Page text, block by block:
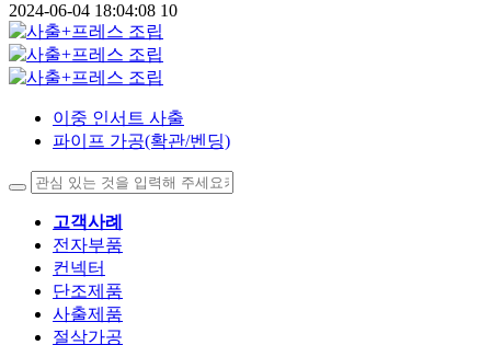
2024-06-04 18:04:08 10
이중 인서트 사출
파이프 가공(확관/벤딩)
고객사례
전자부품
컨넥터
단조제품
사출제품
절삭가공